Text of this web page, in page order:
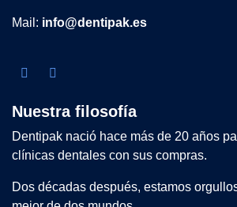
Mail: info@dentipak.es
Nuestra filosofía
Dentipak nació hace más de 20 años
clínicas dentales con sus compras.
Dos décadas después, estamos